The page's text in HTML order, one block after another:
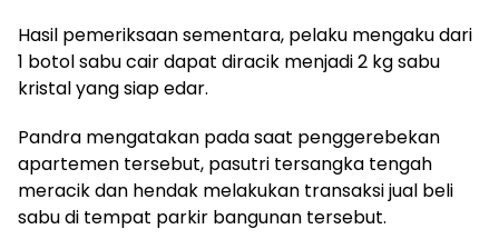
Hasil pemeriksaan sementara, pelaku mengaku dari
1 botol sabu cair dapat diracik menjadi 2 kg sabu
kristal yang siap edar.
Pandra mengatakan pada saat penggerebekan
apartemen tersebut, pasutri tersangka tengah
meracik dan hendak melakukan transaksi jual beli
sabu di tempat parkir bangunan tersebut.